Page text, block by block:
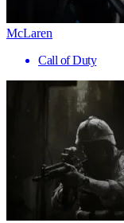
McLaren
Call of Duty